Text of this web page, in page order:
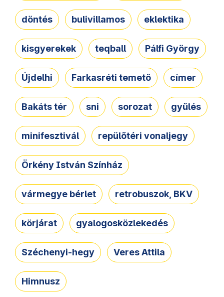
döntés bulivillamos eklektika
kisgyerekek teqball Pálfi György
Újdelhi Farkasréti temető címer
Bakáts tér sni sorozat gyűlés
minifesztivál repülőtéri vonaljegy
Örkény István Színház
vármegye bérlet retrobuszok, BKV
körjárat gyalogosközlekedés
Széchenyi-hegy Veres Attila
Himnusz